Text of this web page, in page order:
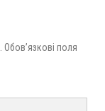
Обов’язкові поля